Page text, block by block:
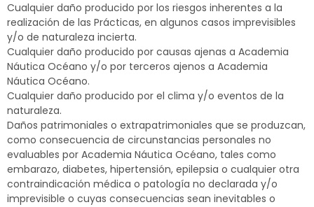
Cualquier daño producido por los riesgos inherentes a la
realización de las Prácticas, en algunos casos imprevisibles
y/o de naturaleza incierta.
Cualquier daño producido por causas ajenas a Academia
Náutica Océano y/o por terceros ajenos a Academia
Náutica Océano.
Cualquier daño producido por el clima y/o eventos de la
naturaleza.
Daños patrimoniales o extrapatrimoniales que se produzcan,
como consecuencia de circunstancias personales no
evaluables por Academia Náutica Océano, tales como
embarazo, diabetes, hipertensión, epilepsia o cualquier otra
contraindicación médica o patología no declarada y/o
imprevisible o cuyas consecuencias sean inevitables o